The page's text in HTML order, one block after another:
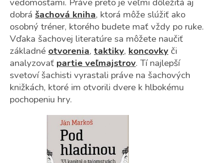
dobrá šachová kniha, ktorá môže slúžiť ako
osobný tréner, ktorého budete mať vždy po ruke.
Vďaka šachovej literatúre sa môžete naučiť
základné otvorenia, taktiky, koncovky či
analyzovať partie veľmajstrov. Tí najlepší
svetoví šachisti vyrastali práve na šachových
knižkách, ktoré im otvorili dvere k hlbokému
pochopeniu hry.